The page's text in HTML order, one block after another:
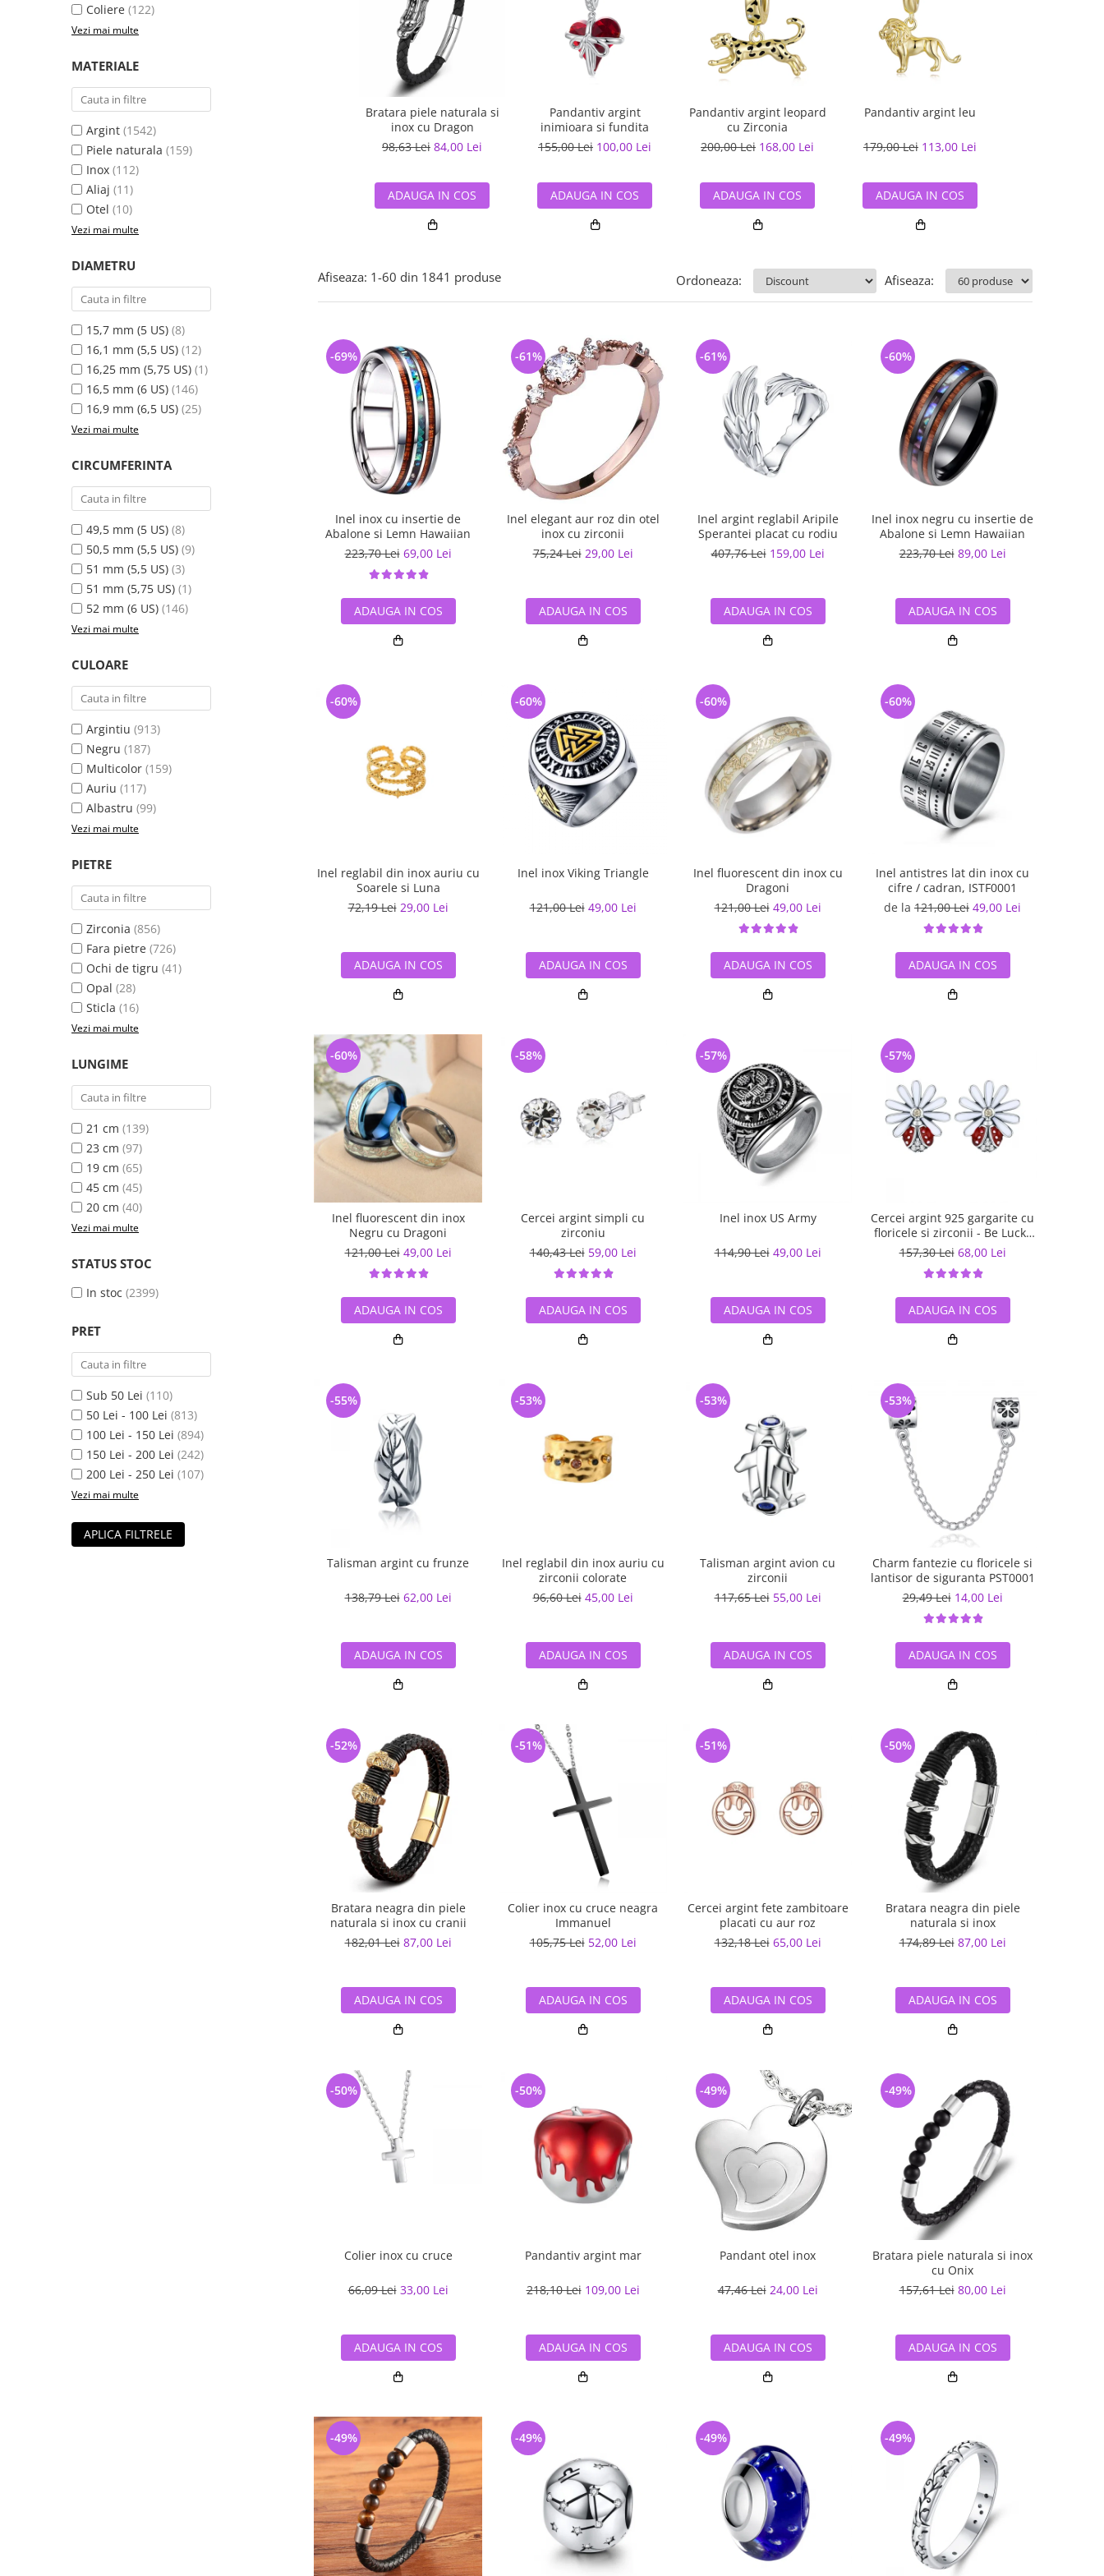
semipretioase
Bijuterii argint cu diverse
Bijuterii argint cu murano
Bijuterii de Lux
Bijuterii Handmade
Bijuterii fantezie
Casete si cutii de bijuterii
Bijuterii tungsten
Accesorii Piele
Solutii si lavete de curatare
Coliere (122)
Vezi mai multe
MATERIALE
Argint (1542)
Piele naturala (159)
Inox (112)
Aliaj (11)
Otel (10)
Vezi mai multe
DIAMETRU
15,7 mm (5 US) (8)
16,1 mm (5,5 US) (12)
16,25 mm (5,75 US) (1)
16,5 mm (6 US) (146)
16,9 mm (6,5 US) (25)
Vezi mai multe
CIRCUMFERINTA
49,5 mm (5 US) (8)
50,5 mm (5,5 US) (9)
51 mm (5,5 US) (3)
51 mm (5,75 US) (1)
52 mm (6 US) (146)
Vezi mai multe
CULOARE
Argintiu (913)
Negru (187)
Multicolor (159)
Auriu (117)
Albastru (99)
Vezi mai multe
PIETRE
Zirconia (856)
Fara pietre (726)
Ochi de tigru (41)
Opal (28)
Sticla (16)
Vezi mai multe
LUNGIME
21 cm (139)
23 cm (97)
19 cm (65)
45 cm (45)
20 cm (40)
Vezi mai multe
STATUS STOC
In stoc (2399)
PRET
Sub 50 Lei (110)
50 Lei - 100 Lei (813)
100 Lei - 150 Lei (894)
150 Lei - 200 Lei (242)
200 Lei - 250 Lei (107)
Vezi mai multe
APLICA FILTRELE
Bratara piele naturala si
inox cu Dragon
98,63 Lei 84,00 Lei
ADAUGA IN COS
Pandantiv argint
inimioara si fundita
155,00 Lei 100,00 Lei
ADAUGA IN COS
Pandantiv argint leopard
cu Zirconia
200,00 Lei 168,00 Lei
ADAUGA IN COS
Pandantiv argint leu
179,00 Lei 113,00 Lei
ADAUGA IN COS
Afiseaza: 1-60 din 1841 produse Afiseaza:
Ordoneaza:
Inel inox cu insertie de
Abalone si Lemn Hawaiian
223,70 Lei 69,00 Lei
-69%
ADAUGA IN COS
Inel elegant aur roz din otel
inox cu zirconii
75,24 Lei 29,00 Lei
-61%
ADAUGA IN COS
Inel argint reglabil Aripile
Sperantei placat cu rodiu
407,76 Lei 159,00 Lei
-61%
ADAUGA IN COS
Inel inox negru cu insertie de
Abalone si Lemn Hawaiian
223,70 Lei 89,00 Lei
-60%
ADAUGA IN COS
Inel reglabil din inox auriu cu
Soarele si Luna
72,19 Lei 29,00 Lei
-60%
ADAUGA IN COS
Inel inox Viking Triangle
121,00 Lei 49,00 Lei
-60%
ADAUGA IN COS
Inel fluorescent din inox cu
Dragoni
121,00 Lei 49,00 Lei
-60%
ADAUGA IN COS
Inel antistres lat din inox cu
cifre / cadran, ISTF0001
de la 121,00 Lei 49,00 Lei
-60%
ADAUGA IN COS
Inel fluorescent din inox
Negru cu Dragoni
121,00 Lei 49,00 Lei
-60%
ADAUGA IN COS
Cercei argint simpli cu
zirconiu
140,43 Lei 59,00 Lei
-58%
ADAUGA IN COS
Inel inox US Army
114,90 Lei 49,00 Lei
-57%
ADAUGA IN COS
Cercei argint 925 gargarite cu
floricele si zirconii - Be Lucky
EST0022
157,30 Lei 68,00 Lei
-57%
ADAUGA IN COS
Talisman argint cu frunze
138,79 Lei 62,00 Lei
-55%
ADAUGA IN COS
Inel reglabil din inox auriu cu
zirconii colorate
96,60 Lei 45,00 Lei
-53%
ADAUGA IN COS
Talisman argint avion cu
zirconii
117,65 Lei 55,00 Lei
-53%
ADAUGA IN COS
Charm fantezie cu floricele si
lantisor de siguranta PST0001
29,49 Lei 14,00 Lei
-53%
ADAUGA IN COS
Bratara neagra din piele
naturala si inox cu cranii
182,01 Lei 87,00 Lei
-52%
ADAUGA IN COS
Colier inox cu cruce neagra
Immanuel
105,75 Lei 52,00 Lei
-51%
ADAUGA IN COS
Cercei argint fete zambitoare
placati cu aur roz
132,18 Lei 65,00 Lei
-51%
ADAUGA IN COS
Bratara neagra din piele
naturala si inox
174,89 Lei 87,00 Lei
-50%
ADAUGA IN COS
Colier inox cu cruce
66,09 Lei 33,00 Lei
-50%
ADAUGA IN COS
Pandantiv argint mar
218,10 Lei 109,00 Lei
-50%
ADAUGA IN COS
Pandant otel inox
47,46 Lei 24,00 Lei
-49%
ADAUGA IN COS
Bratara piele naturala si inox
cu Onix
157,61 Lei 80,00 Lei
-49%
ADAUGA IN COS
-49% -49% -49% -49%